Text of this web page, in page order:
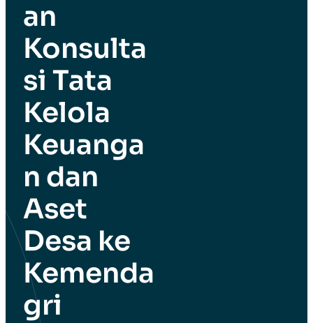
an
Konsulta
si Tata
Kelola
Keuanga
n dan
Aset
Desa ke
Kemenda
gri